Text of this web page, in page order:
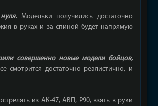
Модельки получились достаточно
в руках и за спиной будет напрямую
совершенно новые модели бойцов,
смотрится достаточно реалистично, и
из АК-47, АВП, P90, взять в руки